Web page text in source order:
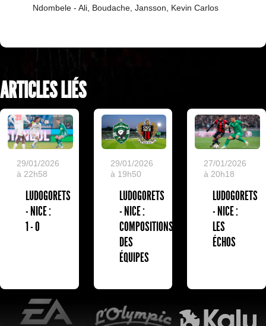
Ndombele - Ali, Boudache, Jansson, Kevin Carlos
ARTICLES LIÉS
29/01/2026
à 22h58
LUDOGORETS
- NICE :
1 - 0
29/01/2026
à 19h50
LUDOGORETS
- NICE :
COMPOSITIONS
DES
ÉQUIPES
27/01/2026
à 20h18
LUDOGORETS
- NICE :
LES
ÉCHOS
EA Sports